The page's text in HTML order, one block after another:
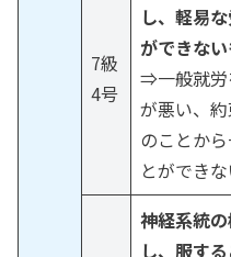
7級
4号
し、軽易
ができな
⇒一般就労
が悪い、
のことか
とができ
神経系統
し、服す